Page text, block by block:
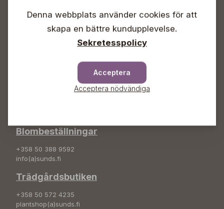
Söndagar Självbetjäning
Info & växel
Sunds Trädgård Ab
Blombeställningar
+358 50 388 9592
info(a)sunds.fi
Trädgårdsbutiken
+358 50 572 4235
plantshop(a)sunds.fi
Denna webbplats använder cookies för att
skapa en bättre kundupplevelse.
Sekretesspolicy
Acceptera
Acceptera nödvändiga